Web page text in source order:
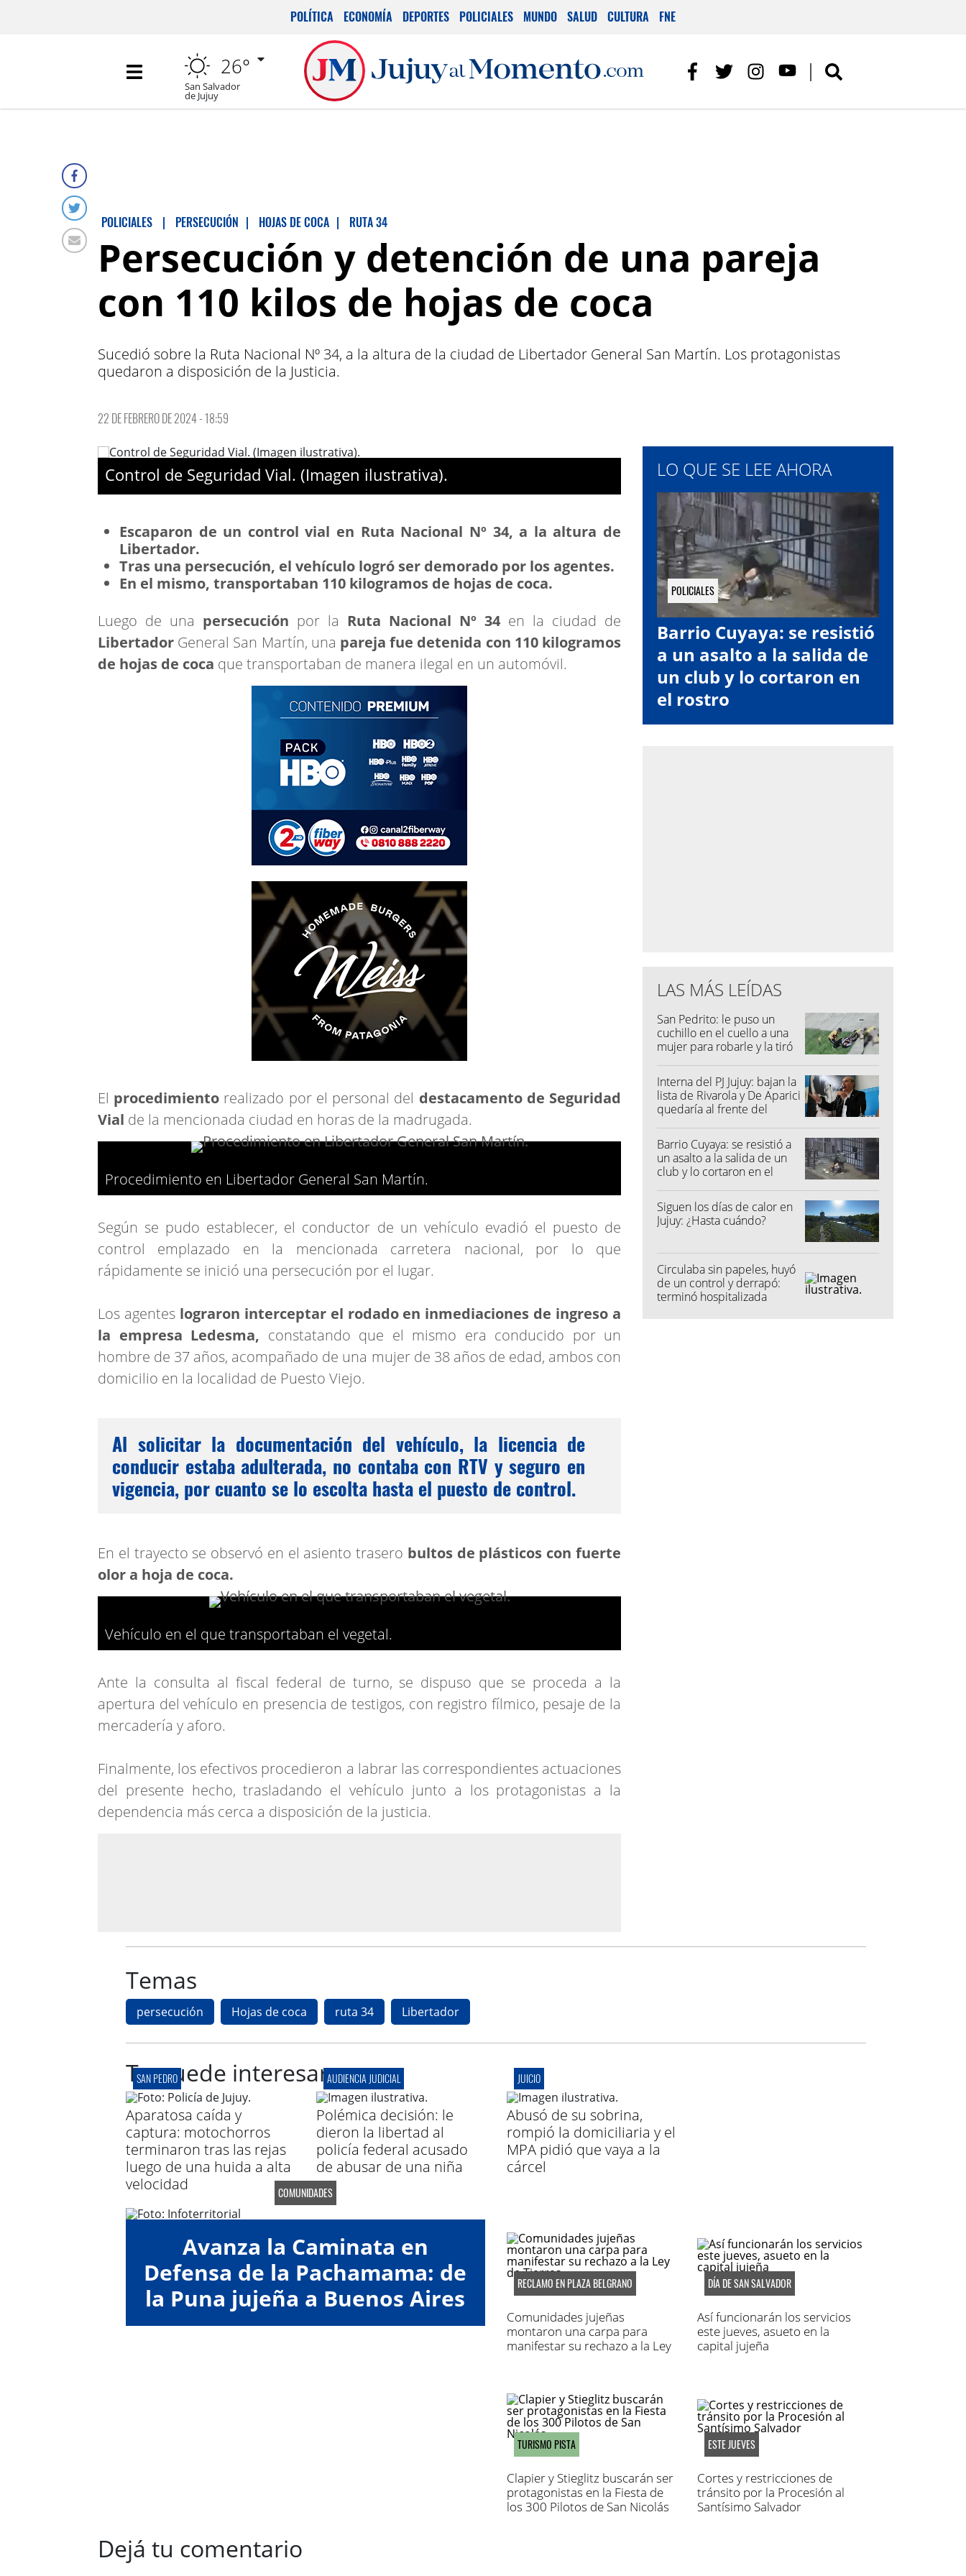
POLÍTICA ECONOMÍA DEPORTES POLICIALES MUNDO SALUD CULTURA FNE
26°
San Salvador
de Jujuy
POLICIALES | PERSECUCIÓN | HOJAS DE COCA | RUTA 34
Persecución y detención de una pareja
con 110 kilos de hojas de coca
Sucedió sobre la Ruta Nacional Nº 34, a la altura de la ciudad de Libertador General San Martín. Los protagonistas
quedaron a disposición de la Justicia.
22 DE FEBRERO DE 2024 - 18:59
Control de Seguridad Vial. (Imagen ilustrativa).
Escaparon de un control vial en Ruta Nacional Nº 34, a la altura de
Libertador.
Tras una persecución, el vehículo logró ser demorado por los agentes.
En el mismo, transportaban 110 kilogramos de hojas de coca.
Luego de una persecución por la Ruta Nacional Nº 34 en la ciudad de
Libertador General San Martín, una pareja fue detenida con 110 kilogramos
de hojas de coca que transportaban de manera ilegal en un automóvil.
El procedimiento realizado por el personal del destacamento de Seguridad
Vial de la mencionada ciudad en horas de la madrugada.
Procedimiento en Libertador General San Martín.
Según se pudo establecer, el conductor de un vehículo evadió el puesto de
control emplazado en la mencionada carretera nacional, por lo que
rápidamente se inició una persecución por el lugar.
Los agentes lograron interceptar el rodado en inmediaciones de ingreso a
la empresa Ledesma, constatando que el mismo era conducido por un
hombre de 37 años, acompañado de una mujer de 38 años de edad, ambos con
domicilio en la localidad de Puesto Viejo.
Al solicitar la documentación del vehículo, la licencia de
conducir estaba adulterada, no contaba con RTV y seguro en
vigencia, por cuanto se lo escolta hasta el puesto de control.
En el trayecto se observó en el asiento trasero bultos de plásticos con fuerte
olor a hoja de coca.
Vehículo en el que transportaban el vegetal.
Ante la consulta al fiscal federal de turno, se dispuso que se proceda a la
apertura del vehículo en presencia de testigos, con registro fílmico, pesaje de la
mercadería y aforo.
Finalmente, los efectivos procedieron a labrar las correspondientes actuaciones
del presente hecho, trasladando el vehículo junto a los protagonistas a la
dependencia más cerca a disposición de la justicia.
LO QUE SE LEE AHORA
POLICIALES
Barrio Cuyaya: se resistió
a un asalto a la salida de
un club y lo cortaron en
el rostro
LAS MÁS LEÍDAS
San Pedrito: le puso un
cuchillo en el cuello a una
mujer para robarle y la tiró
Interna del PJ Jujuy: bajan la
lista de Rivarola y De Aparici
quedaría al frente del
Barrio Cuyaya: se resistió a
un asalto a la salida de un
club y lo cortaron en el
Siguen los días de calor en
Jujuy: ¿Hasta cuándo?
Circulaba sin papeles, huyó
de un control y derrapó:
terminó hospitalizada
Temas
persecución Hojas de coca ruta 34 Libertador
Te puede interesar
SAN PEDRO
Aparatosa caída y
captura: motochorros
terminaron tras las rejas
luego de una huida a alta
velocidad
AUDIENCIA JUDICIAL
Polémica decisión: le
dieron la libertad al
policía federal acusado
de abusar de una niña
JUICIO
Abusó de su sobrina,
rompió la domiciliaria y el
MPA pidió que vaya a la
cárcel
COMUNIDADES
Avanza la Caminata en
Defensa de la Pachamama: de
la Puna jujeña a Buenos Aires
RECLAMO EN PLAZA BELGRANO
Comunidades jujeñas
montaron una carpa para
manifestar su rechazo a la Ley
DÍA DE SAN SALVADOR
Así funcionarán los servicios
este jueves, asueto en la
capital jujeña
TURISMO PISTA
Clapier y Stieglitz buscarán ser
protagonistas en la Fiesta de
los 300 Pilotos de San Nicolás
ESTE JUEVES
Cortes y restricciones de
tránsito por la Procesión al
Santísimo Salvador
Dejá tu comentario